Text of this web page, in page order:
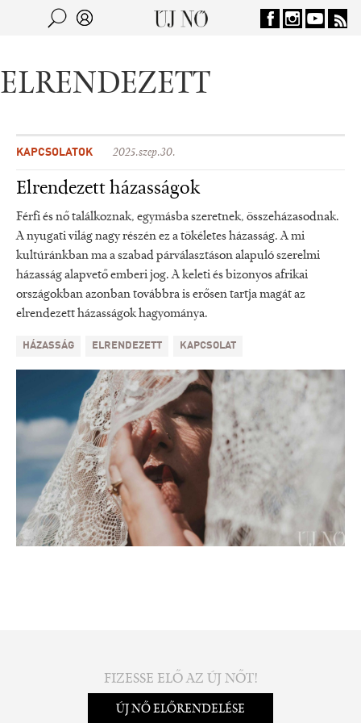
Jump to navigation
ELRENDEZETT
KAPCSOLATOK 2025.szep.30.
Elrendezett házasságok
Férfi és nő találkoznak, egymásba szeretnek, összeházasodnak.
A nyugati világ nagy részén ez a tökéletes házasság. A mi
kultúránkban ma a szabad párválasztáson alapuló szerelmi
házasság alapvető emberi jog. A keleti és bizonyos afrikai
országokban azonban továbbra is erősen tartja magát az
elrendezett házasságok hagyománya.
HÁZASSÁG ELRENDEZETT KAPCSOLAT
FIZESSE ELŐ AZ ÚJ NŐT!
ÚJ NŐ ELŐRENDELÉSE